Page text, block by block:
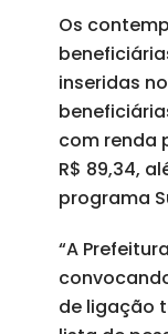
Os
inseridas
com renda
R$ 89,34,
programa
“A
de ligação